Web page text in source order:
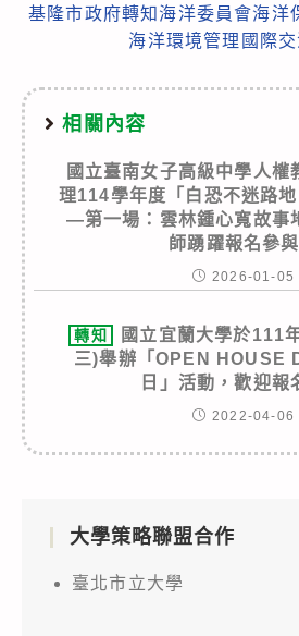
articles
基隆市政府轉知海洋委員會海洋
海洋環境管理國際
相關內容
國立臺南女子高級中學人權
理114學年度「白恐不迷路
—第一場：雲林鍾心寬故事
師踴躍報名參與
2026-01-05
轉知
國立宜蘭大學於111
三)舉辦「OPEN HOUSE
日」活動，歡迎報
2022-04-06
大學策略聯盟合作
臺北市立大學